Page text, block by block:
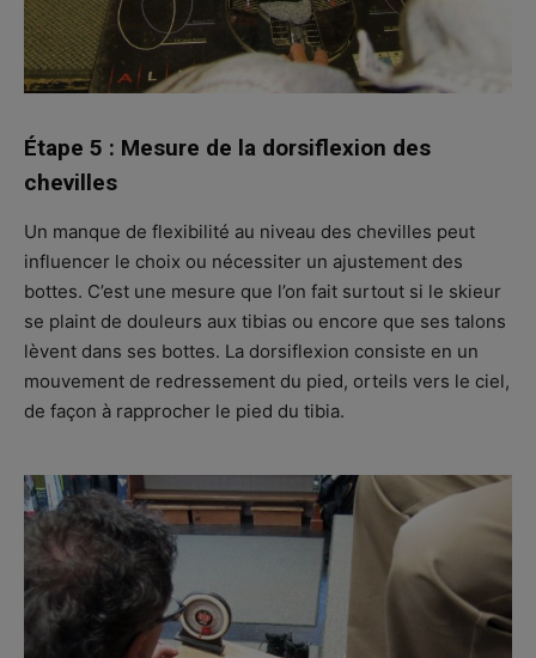
Étape 5 : Mesure de la dorsiflexion des
chevilles
Un manque de flexibilité au niveau des chevilles peut
influencer le choix ou nécessiter un ajustement des
bottes. C’est une mesure que l’on fait surtout si le skieur
se plaint de douleurs aux tibias ou encore que ses talons
lèvent dans ses bottes. La dorsiflexion consiste en un
mouvement de redressement du pied, orteils vers le ciel,
de façon à rapprocher le pied du tibia.